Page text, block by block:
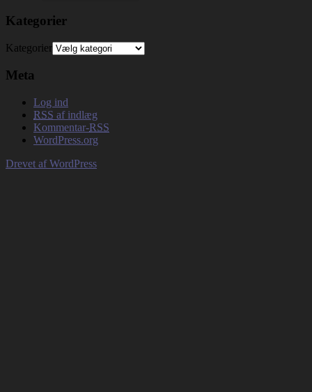
Kategorier
Kategorier
Meta
Log ind
RSS af indlæg
Kommentar-RSS
WordPress.org
Drevet af WordPress